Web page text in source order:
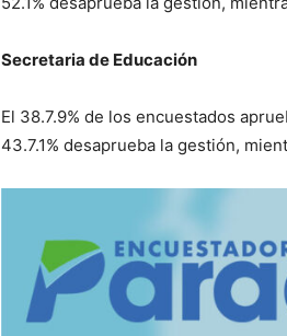
Secretaria de Educación
El 38.7.9% de los encuestados
43.7.1% desaprueba la gestión,